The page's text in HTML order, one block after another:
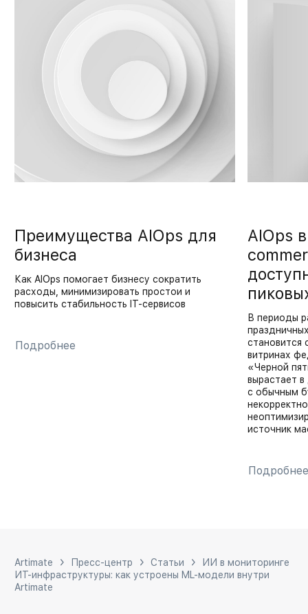
Преимущества AIOps для
бизнеса
Как AIOps помогает бизнесу сократить
расходы, минимизировать простои и
повысить стабильность IT-сервисов
Подробнее
AIOps
В периоды
становится
витринах
«Черной
вырастает
с обычным
источник
Подробнее
Artimate Пресс-центр Статьи
ИИ в мониторинге
ИТ-инфраструктуры: как устроены ML-модели внутри
Artimate